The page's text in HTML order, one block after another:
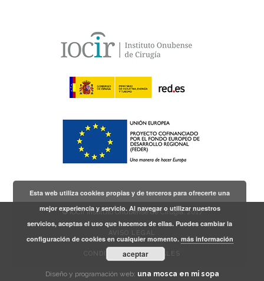
© IOCir Instituto Onubense de Cirugía, 2017
AVISO LEGAL
CONDICIONES GENERALES
Diseño y programación web: una mosca en mi sopa
Esta web utiliza cookies propias y de terceros para ofrecerte una
mejor experiencia y servicio. Al navegar o utilizar nuestros
servicios, aceptas el uso que hacemos de ellas. Puedes cambiar la
configuración de cookies en cualquier momento. más información
aceptar